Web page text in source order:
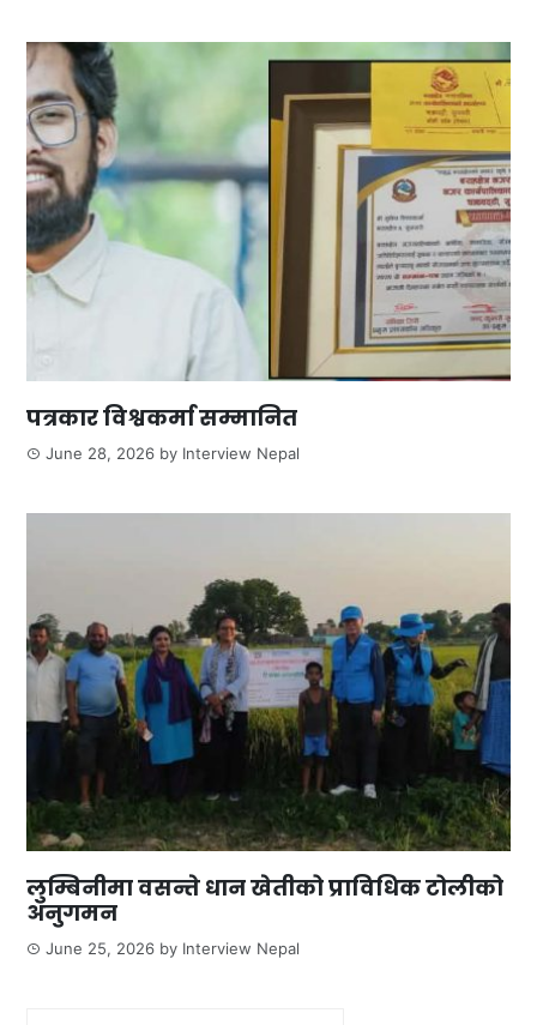
पत्रकार विश्वकर्मा सम्मानित
June 28, 2026 by Interview Nepal
लुम्बिनीमा वसन्ते धान खेतीको प्राविधिक टोलीको
अनुगमन
June 25, 2026 by Interview Nepal